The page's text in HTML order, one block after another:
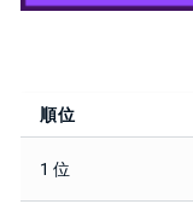
順位
1 位